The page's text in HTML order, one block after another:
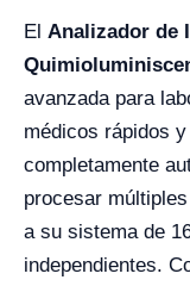
El Analizador de
avanzada para
médicos rápidos
completamente
procesar
a su sistema de
independientes.